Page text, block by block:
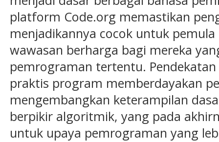
platform Code.org memastikan
menjadikannya cocok untuk
wawasan berharga bagi mereka
pemrograman tertentu.
praktis program memberdayakan
mengembangkan keterampilan
berpikir algoritmik, yang pada
untuk upaya pemrograman yang